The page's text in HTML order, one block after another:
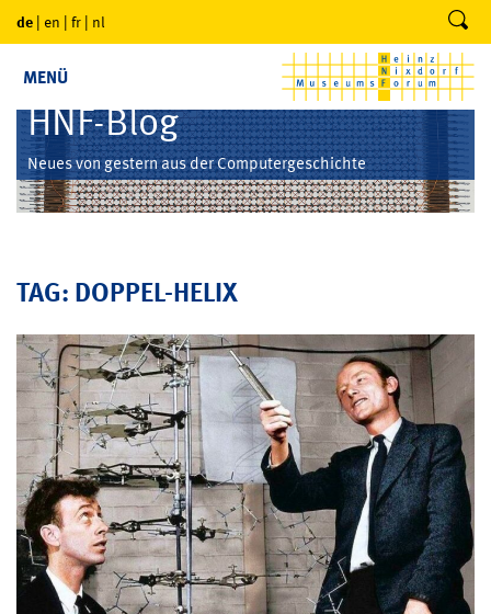
de | en | fr | nl
MENÜ
HNF-Blog
Neues von gestern aus der Computergeschichte
TAG: DOPPEL-HELIX